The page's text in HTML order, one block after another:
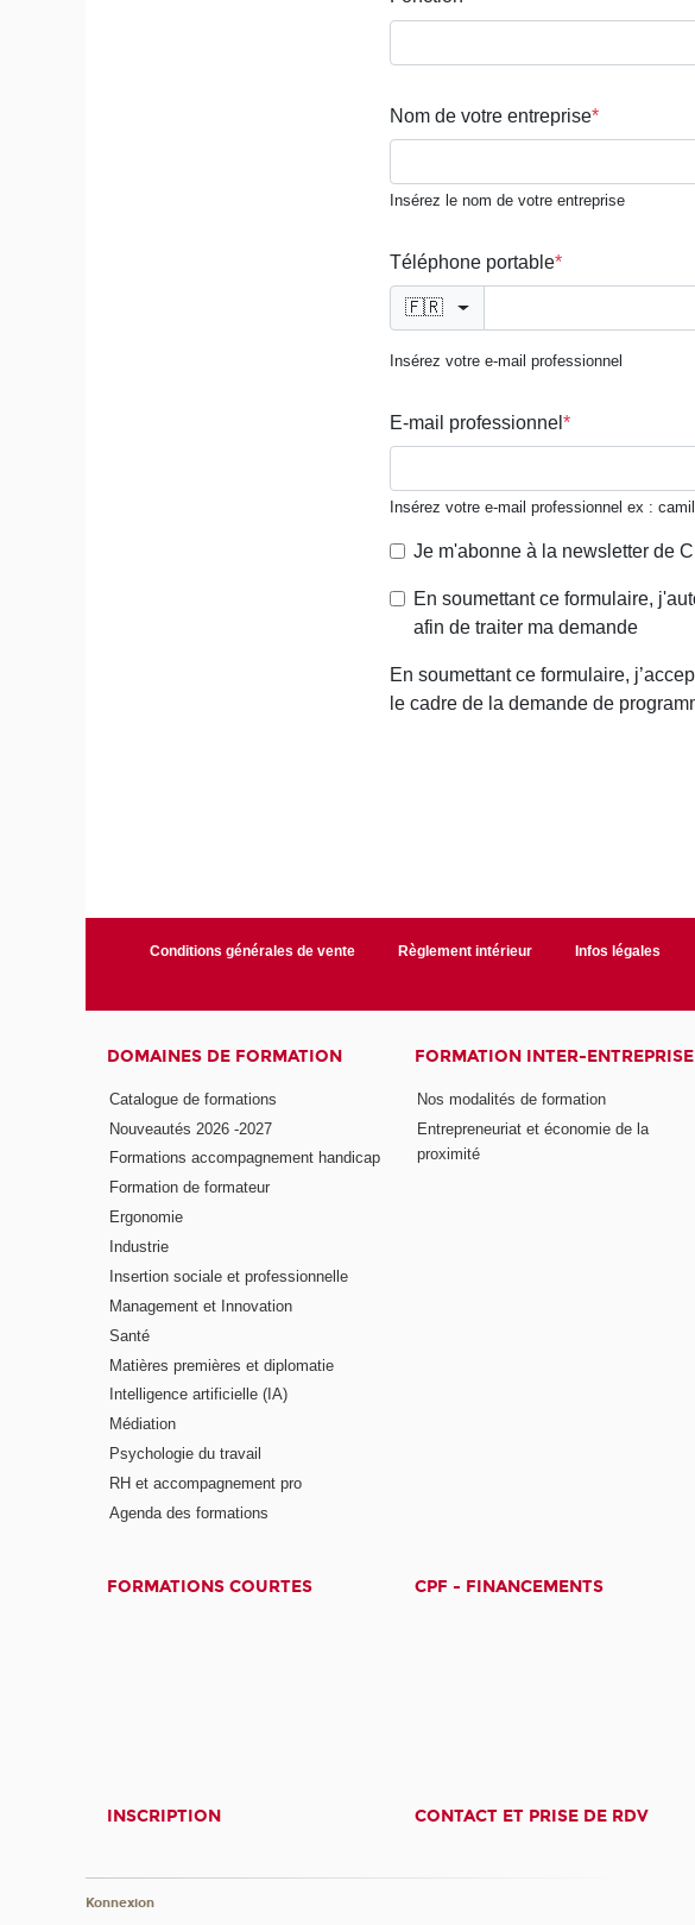
Conditions générales de vente Règlement intérieur Infos légales
DOMAINES DE FORMATION
Catalogue de formations
Nouveautés 2026 -2027
Formations accompagnement handicap
Formation de formateur
Ergonomie
Industrie
Insertion sociale et professionnelle
Management et Innovation
Santé
Matières premières et diplomatie
Intelligence artificielle (IA)
Médiation
Psychologie du travail
RH et accompagnement pro
Agenda des formations
FORMATION INTER-ENTREPRISE
Nos modalités de formation
Entrepreneuriat et économie de la
proximité
FORMATIONS COURTES CPF - FINANCEMENTS
INSCRIPTION CONTACT ET PRISE DE RDV
Konnexion